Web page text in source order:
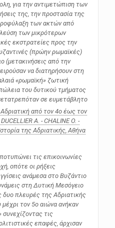
για την αντιμετώπιση των
της, την προστασία της
των ακτών από
των μικρότερων
εκστρατείες προς την
(πρώην ρωμαϊκές)
(μετακινήσεις από την
να διατηρήσουν στη
«ρωμαϊκή» ζωτική
του δυτικού τμήματος
σε ευμετάβλητο
από τον 4ο έως τον
A. - CHALINE O. -
της Αδριατικής , Αθήνα
τις επικοινωνίες
οπότε οι ρήξεις
ανάμεσα στο Βυζάντιο
στη Δυτική Μεσόγειο
δυο πλευρές της Αδριατικής
μέχρι τον 5ο αιώνα ανήκαν
συνεχίζοντας τις
επαφές, άρχισαν